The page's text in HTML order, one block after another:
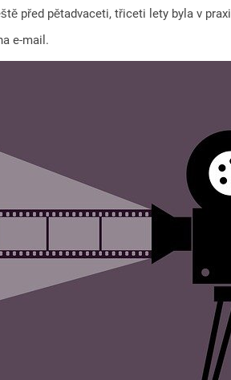
před pětadvaceti, třiceti lety byla v
e-mail.